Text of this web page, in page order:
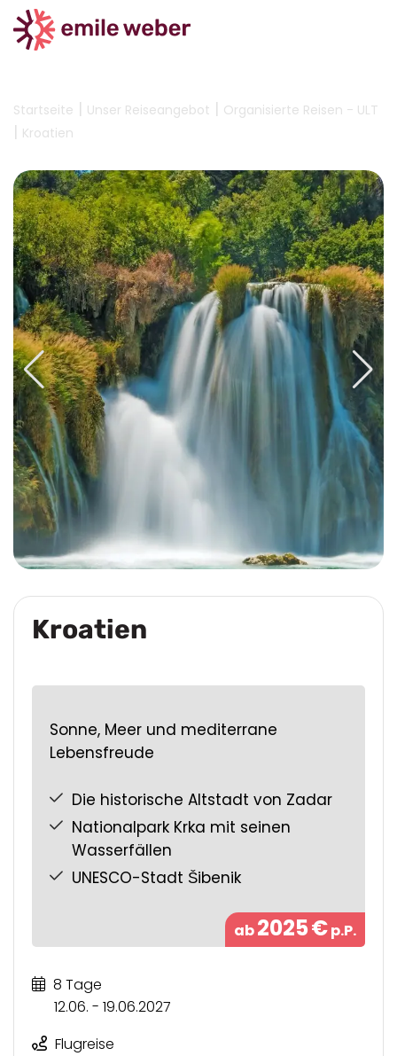
Startseite | Unser Reiseangebot | Organisierte Reisen - ULT
| Kroatien
Kroatien
Sonne, Meer und mediterrane
Lebensfreude
Die historische Altstadt von Zadar
Nationalpark Krka mit seinen
Wasserfällen
UNESCO-Stadt Šibenik
ab2025€p.P.
8 Tage
12.06. - 19.06.2027
Flugreise